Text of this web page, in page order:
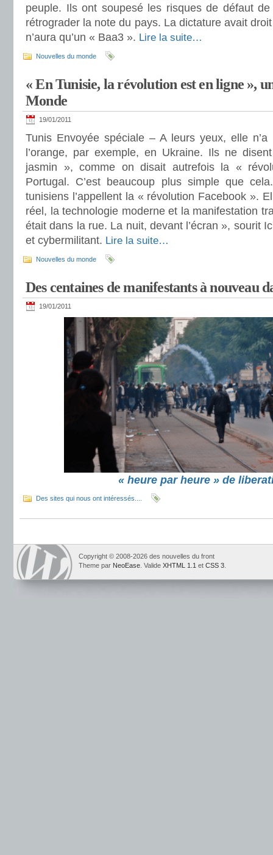
peuple. Ils ont soupesé les risques de défaut
rétrograder la note du pays. La dictature avait
n’aura qu’un « Baa3 ». Lire la suite…
Nouvelles du monde
« En Tunisie, la révolution est en ligne »,
Monde
19/01/2011
Tunis Envoyée spéciale – A leurs yeux, elle
l’orange, par exemple, en Ukraine. Ils ne
jasmin », comme on disait autrefois la «
Portugal. C’est beaucoup plus simple que
tunisiens l’appellent la « révolution Facebook ».
réel, la technologie moderne et la manifestation
était dans la rue. La nuit, devant l’écran », sourit
et cybermilitant. Lire la suite…
Nouvelles du monde
Des centaines de manifestants à nouveau
19/01/2011
« heure par heure » de
Des sites qui nous ont intéressés....
Copyright © 2008-2026 des nouvelles du front
Theme par NeoEase . Valide XHTML 1.1 et CSS 3